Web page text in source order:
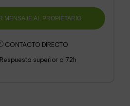
CONTACTO DIRECTO
Respuesta superior a 72h